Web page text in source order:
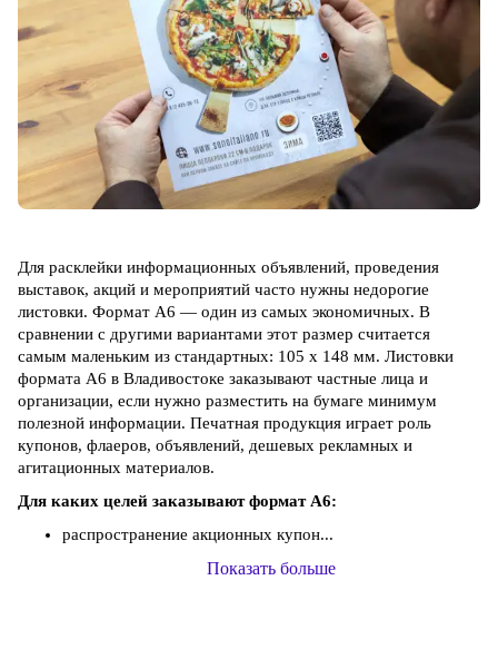
Для расклейки информационных объявлений, проведения
выставок, акций и мероприятий часто нужны недорогие
листовки. Формат А6 — один из самых экономичных. В
сравнении с другими вариантами этот размер считается
самым маленьким из стандартных: 105 х 148 мм. Листовки
формата А6 в Владивостоке заказывают частные лица и
организации, если нужно разместить на бумаге минимум
полезной информации. Печатная продукция играет роль
купонов, флаеров, объявлений, дешевых рекламных и
агитационных материалов.
Для каких целей заказывают формат А6:
распространение акционных купон...
Показать больше